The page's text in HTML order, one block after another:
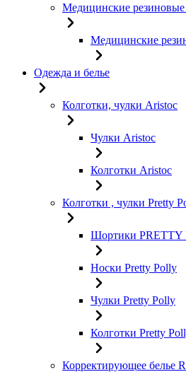
Медицинские резиновые
Медицинские
Одежда и белье
Колготки, чулки Aristoc
Чулки Aristoc
Колготки Aristoc
Колготки , чулки Pretty
Шортики PRETTY
Носки Pretty Polly
Чулки Pretty Polly
Колготки Pretty
Корректирующее белье